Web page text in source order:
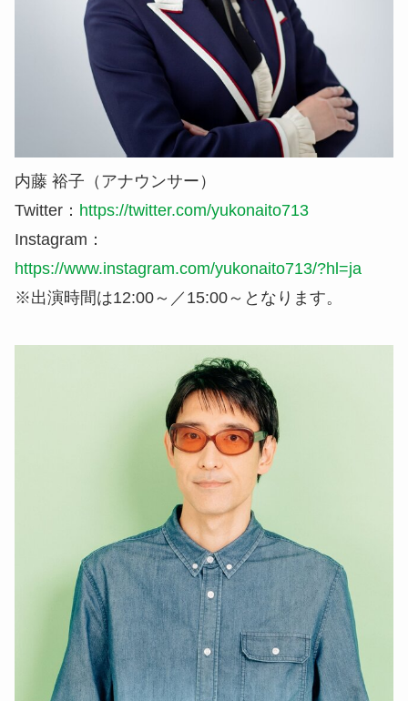
内藤 裕子（アナウンサー）
Twitter： https://twitter.com/yukonaito713
Instagram：
https://www.instagram.com/yukonaito713/?hl=ja
※出演時間は12:00～／15:00～となります。